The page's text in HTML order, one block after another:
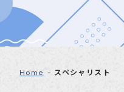
Home スペシャリスト